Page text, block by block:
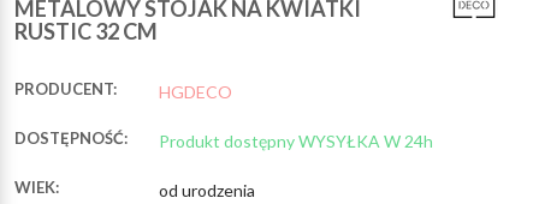
METALOWY STOJAK NA KWIATKI
RUSTIC 32 CM
PRODUCENT: HGDECO
DOSTĘPNOŚĆ: Produkt dostępny WYSYŁKA W 24h
WIEK: od urodzenia